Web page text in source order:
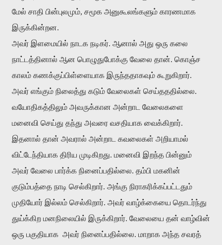
மேல் சாதி பின்புலமும், சமூக அனுகூலங்களும் காரணமாக
இருக்கின்றன.
அவர் இளமையில் நாடக நடிகர். ஆனால் அது ஒரு கலை
நாட்டத்தினால் ஆன பொழுதுபோக்கு வேலை தான். கொஞ்ச
காலம் கணக்குப்பிள்ளையாக இருந்ததாகவும் கூறுகிறார்.
அவர் எங்கும் நிலைத்து கடும் வேலைகள் செய்தததில்லை.
வயோதிகத்திலும் அவருக்கான அன்றாட
வேலைகளை
மனைவி செய்து தந்து அவரை வசதியாக வைக்கிறார்.
இதனால் தான் அவரால் அன்றாட கவலைகள் அறியாமல்
விட்டேந்தியாக திரிய முடிகிறது. மனைவி இறந்த பின்னும்
அவர் வேலை பார்க்க நினைப்பதில்லை. தம்பி மகனின்
குடும்பத்தை நாடி செல்கிறார். அங்கு நிராகரிக்கப்பட்டதும்
முதியோர் இல்லம் செல்கிறார். அவர் வாழ்க்கையை தொடர்ந்து
துய்க்கிற மனநிலையில் இருக்கிறார். வேலையை தன் வாழ்வின்
ஒரு பகுதியாக அவர் நினைப்பதில்லை. மாறாக அந்த சவரத்